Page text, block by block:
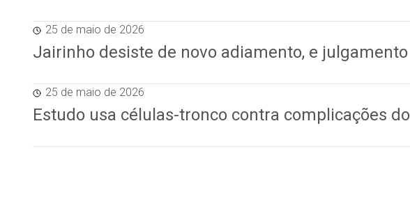
25 de maio de 2026
Jairinho desiste de novo adiamento, e
25 de maio de 2026
Estudo usa células-tronco contra complicações